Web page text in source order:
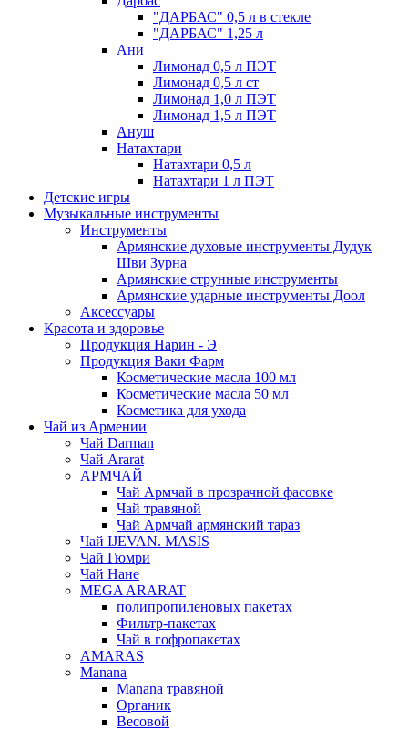
"ДАРБАС" 0,5 л в стекле
"ДАРБАС" 1,25 л
Ани
Лимонад 0,5 л ПЭТ
Лимонад 0,5 л ст
Лимонад 1,0 л ПЭТ
Лимонад 1,5 л ПЭТ
Ануш
Натахтари
Натахтари 0,5 л
Натахтари 1 л ПЭТ
Детские игры
Музыкальные инструменты
Инструменты
Армянские духовые инструменты Дудук
Шви Зурна
Армянские струнные инструменты
Армянские ударные инструменты Доол
Аксессуары
Красота и здоровье
Продукция Нарин - Э
Продукция Ваки Фарм
Косметические масла 100 мл
Косметические масла 50 мл
Косметика для ухода
Чай из Армении
Чай Darman
Чай Ararat
АРМЧАЙ
Чай Армчай в прозрачной фасовке
Чай травяной
Чай Армчай армянский тараз
Чай IJEVAN. MASIS
Чай Гюмри
Чай Нане
MEGA ARARAT
полипропиленовых пакетах
Фильтр-пакетах
Чай в гофропакетах
AMARAS
Manana
Manana травяной
Органик
Весовой